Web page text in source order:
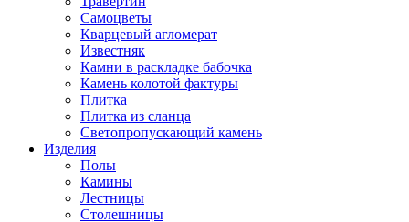
Самоцветы
Кварцевый агломерат
Известняк
Камни в раскладке бабочка
Камень колотой фактуры
Плитка
Плитка из сланца
Светопропускающий камень
Изделия
Полы
Камины
Лестницы
Столешницы